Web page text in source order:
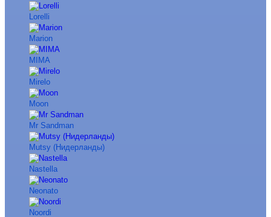
Lorelli
Marion
MIMA
Mirelo
Moon
Mr Sandman
Mutsy (Нидерланды)
Nastella
Neonato
Noordi